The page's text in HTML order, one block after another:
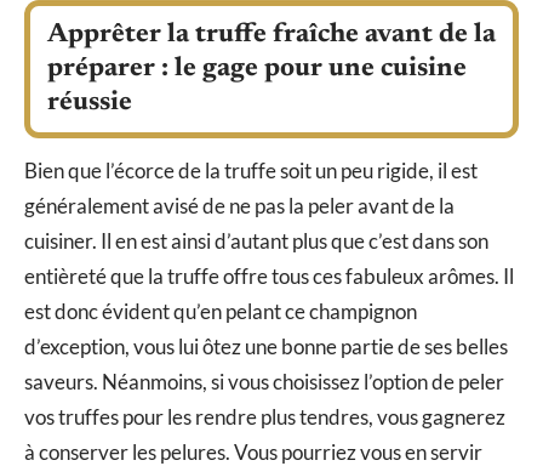
Apprêter la truffe fraîche avant de la
préparer : le gage pour une cuisine
réussie
Bien que l’écorce de la truffe soit un peu rigide, il est
généralement avisé de ne pas la peler avant de la
cuisiner. Il en est ainsi d’autant plus que c’est dans son
entièreté que la truffe offre tous ces fabuleux arômes. Il
est donc évident qu’en pelant ce champignon
d’exception, vous lui ôtez une bonne partie de ses belles
saveurs. Néanmoins, si vous choisissez l’option de peler
vos truffes pour les rendre plus tendres, vous gagnerez
à conserver les pelures. Vous pourriez vous en servir